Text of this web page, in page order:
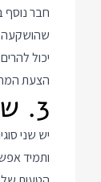
חבר נוסף
שהושקעה
יכול
הצעת
3. שני סוגים של פרילאנסרים
יש שני
ותמיד